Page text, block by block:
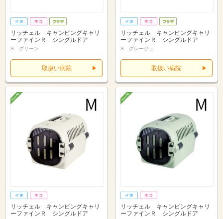
リッチェル キャンピングキャリ
ーファインＲ シングルドア
S グリーン
取扱い病院
リッチェル キャンピングキャリ
ーファインＲ シングルドア
S グレージュ
取扱い病院
リッチェル キャンピングキャリ
ーファインＲ シングルドア
リッチェル キャンピングキャリ
ーファインＲ シングルドア